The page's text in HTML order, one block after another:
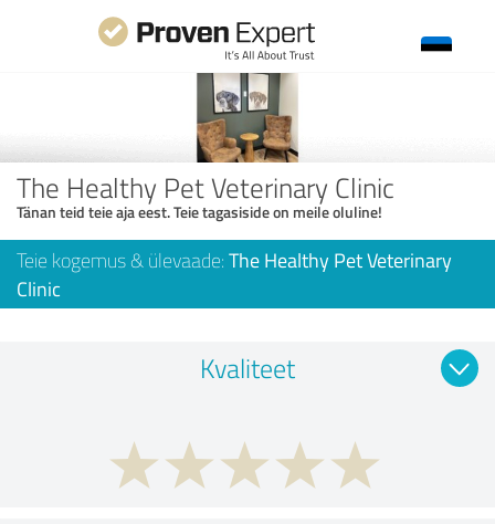
The Healthy Pet Veterinary Clinic
Tänan teid teie aja eest. Teie tagasiside on meile oluline!
Teie kogemus & ülevaade: The Healthy Pet Veterinary
Clinic
Kvaliteet